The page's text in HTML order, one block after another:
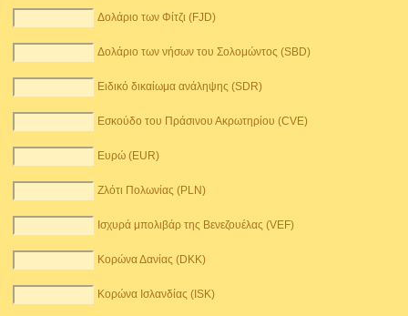
Δολάριο των Φίτζι (FJD)
Δολάριο των νήσων του Σολομώντος (SBD)
Ειδικό δικαίωμα ανάληψης (SDR)
Εσκούδο του Πράσινου Ακρωτηρίου (CVE)
Ευρώ (EUR)
Ζλότι Πολωνίας (PLN)
Ισχυρά μπολιβάρ της Βενεζουέλας (VEF)
Κορώνα Δανίας (DKK)
Κορώνα Ισλανδίας (ISK)